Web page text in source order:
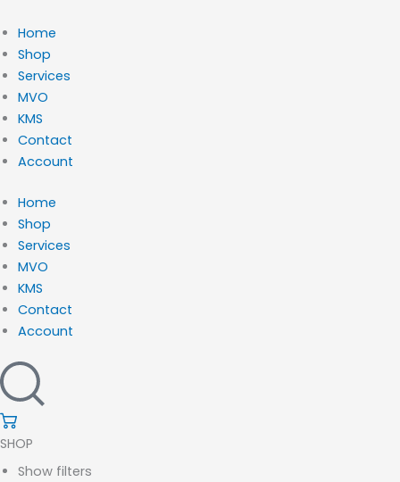
naar
de
inhoud
Home
Shop
Services
MVO
KMS
Contact
Account
Home
Shop
Services
MVO
KMS
Contact
Account
SHOP
Show filters